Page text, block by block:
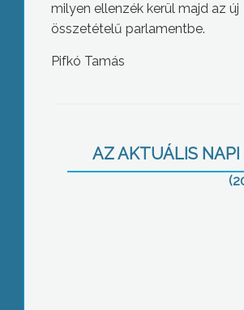
milyen ellenzék kerül majd az új
összetételű parlamentbe.
Pifkó Tamás
AZ AKTUÁLIS NAPI
miatt – állítja a